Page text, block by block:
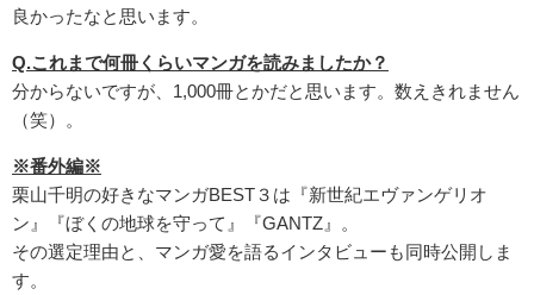
良かったなと思います。
Q.これまで何冊くらいマンガを読みましたか？
分からないですが、1,000冊とかだと思います。数えきれません
（笑）。
※番外編※
栗山千明の好きなマンガBEST３は『新世紀エヴァンゲリオ
ン』『ぼくの地球を守って』『GANTZ』。
その選定理由と、マンガ愛を語るインタビューも同時公開しま
す。